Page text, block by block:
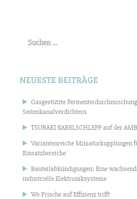
nach:
NEUESTE BEITRÄGE
Gasgestützte
Seitenkanalverdichtern
TSUBAKI KABELSCHLEPP auf der
Variantenreiche Miniaturkupplungen
Einsatzbereiche
Bauteilabkündigungen: Eine
industrielle Elektroniksysteme
Wo Frische auf Effizienz trifft